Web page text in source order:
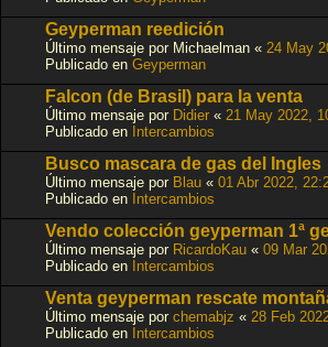
Geyperman reedición
Último mensaje por Michaelman « 24 May
Publicado en Geyperman
Falcon (de Brasil) para la venta
Último mensaje por Didier « 21 May 2022,
Publicado en Intercambios
Busco mascara de gas del Ingles
Último mensaje por Blau « 01 Abr 2022,
Publicado en Intercambios
Vendo colección geyperman 1ª
Último mensaje por RicardoKau « 09 Mar
Publicado en Intercambios
Venta geyperman rescate
Último mensaje por chemabjz « 28 Feb
Publicado en Intercambios